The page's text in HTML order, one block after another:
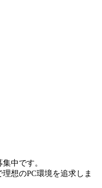
集中です。
想のPC環境を追求しま